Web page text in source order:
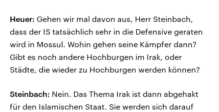
Heuer: Gehen wir mal davon aus, Herr Steinbach,
dass der IS tatsächlich sehr in die Defensive geraten
wird in Mossul. Wohin gehen seine Kämpfer dann?
Gibt es noch andere Hochburgen im Irak, oder
Städte, die wieder zu Hochburgen werden können?
Steinbach: Nein. Das Thema Irak ist dann abgehakt
für den Islamischen Staat. Sie werden sich darauf